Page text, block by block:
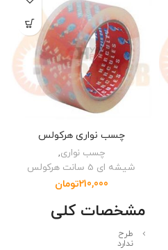
چسب نواری هرکولس
چسب نواری,
شیشه ای 5 سانت هرکولس
210,000تومان
مشخصات کلی
طرح
ندارد